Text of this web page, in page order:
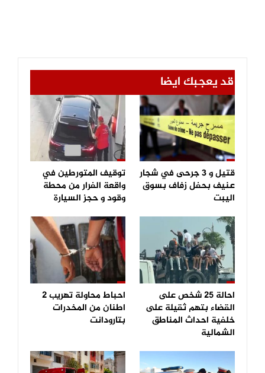
قد يعجبك ايضا
قتيل و 3 جرحى في شجار
عنيف بحفل زفاف بسوق
اليبت
توقيف المتورطين في
واقعة الفرار من محطة
وقود و حجز السيارة
احالة 25 شخص على
القضاء بتهم ثقيلة على
خلفية احداث المناطق
الشمالية
احباط محاولة تهريب 2
اطنان من المخدرات
بتارودانت